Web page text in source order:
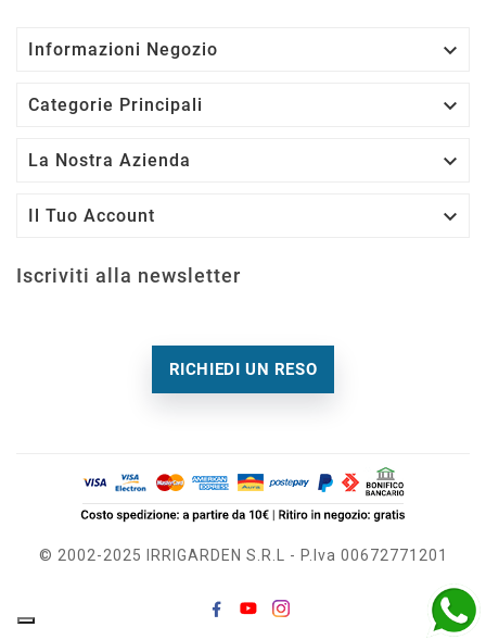
Informazioni Negozio 
Categorie Principali 
La Nostra Azienda 
Il Tuo Account 
Iscriviti alla newsletter
RICHIEDI UN RESO
© 2002-2025 IRRIGARDEN S.r.l - P.Iva 00672771201